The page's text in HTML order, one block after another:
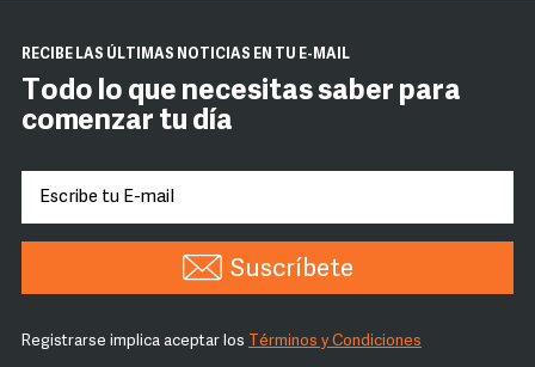
RECIBE LAS ÚLTIMAS NOTICIAS EN TU E-MAIL
Todo lo que necesitas saber para
comenzar tu día
Suscríbete
Registrarse implica aceptar los Términos y Condiciones